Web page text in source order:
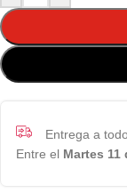
Entrega a
Entre el Martes 11